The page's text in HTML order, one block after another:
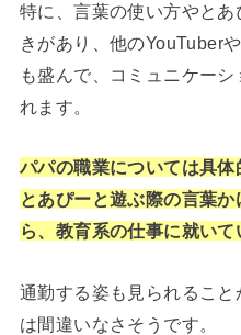
特に、言葉の使い方やと
きがあり、他のYouTuber
も盛んで、コミュニケー
れます。
パパの職業については具体
とあぴーと遊ぶ際の言葉
ら、教育系の仕事に就いて
通勤する姿も見られるこ
は間違いなさそうです。